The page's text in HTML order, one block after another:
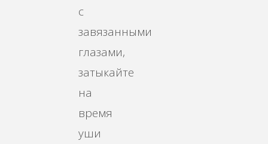
с
завязанными
глазами,
затыкайте
на
время
уши